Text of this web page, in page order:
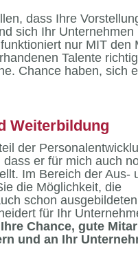
dass Ihre
sich Ihr Unternehmen
nur MIT den
Talente richtig
Chance haben, sich
Weiterbildung
der
er für mich auch
Im Bereich der Aus-
die Möglichkeit, die
schon ausgebildeten
für Ihr
Ihre Chance, gute
und an Ihr